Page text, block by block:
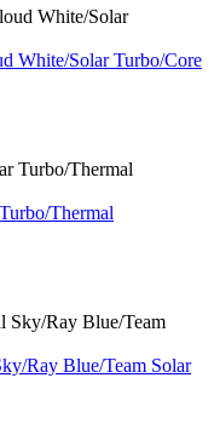
White/Solar Turbo/Core
Thermal
Ray Blue/Team Solar